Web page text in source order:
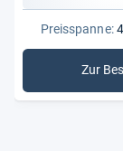
Preisspanne:
Zur